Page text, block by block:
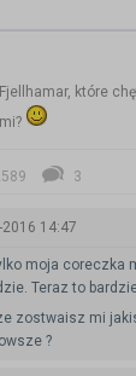
które
3
2016 14:47
moja coreczka
Teraz to
zostwaisz mi
?